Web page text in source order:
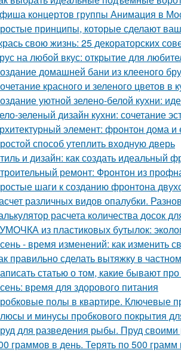
концертов группы Анимация в
принципы, которые сделают
свою жизнь: 25 декораторских
на любой вкус: открытие для
домашней бани из клееного
красного и зеленого цветов
уютной зелено-белой кухни:
зеленый дизайн кухни: сочетание
элемент: фронтон дома и
способ утеплить входную дверь
и дизайн: как создать идеальный
ремонт: Фронтон из
шаги к созданию фронтона
различных видов опалубки.
расчета количества досок
из пластиковых бутылок:
- время изменений: как изменить
правильно сделать вытяжку в
статью о том, какие бывают
время для здорового питания
полы в квартире. Ключевые
и минусы пробкового покрытия
для разведения рыбы. Пруд
граммов в день. Терять по 500